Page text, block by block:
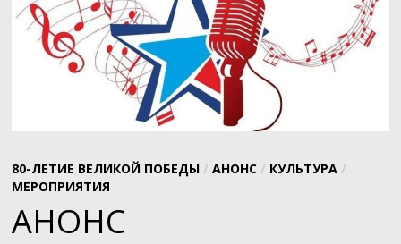
80-ЛЕТИЕ ВЕЛИКОЙ ПОБЕДЫ/ АНОНС/ КУЛЬТУРА/
МЕРОПРИЯТИЯ
АНОНС